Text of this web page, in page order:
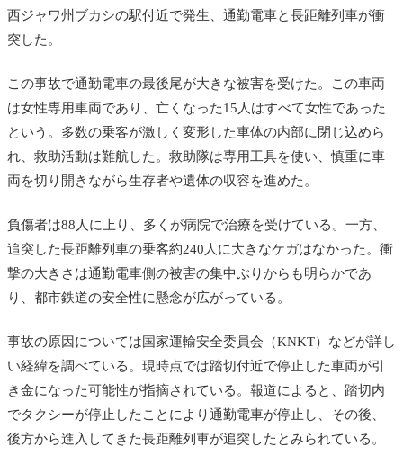
西ジャワ州ブカシの駅付近で発生、通勤電車と長距離列車が衝
突した。
この事故で通勤電車の最後尾が大きな被害を受けた。この車両
は女性専用車両であり、亡くなった15人はすべて女性であった
という。多数の乗客が激しく変形した車体の内部に閉じ込めら
れ、救助活動は難航した。救助隊は専用工具を使い、慎重に車
両を切り開きながら生存者や遺体の収容を進めた。
負傷者は88人に上り、多くが病院で治療を受けている。一方、
追突した長距離列車の乗客約240人に大きなケガはなかった。衝
撃の大きさは通勤電車側の被害の集中ぶりからも明らかであ
り、都市鉄道の安全性に懸念が広がっている。
事故の原因については国家運輸安全委員会（KNKT）などが詳し
い経緯を調べている。現時点では踏切付近で停止した車両が引
き金になった可能性が指摘されている。報道によると、踏切内
でタクシーが停止したことにより通勤電車が停止し、その後、
後方から進入してきた長距離列車が追突したとみられている。